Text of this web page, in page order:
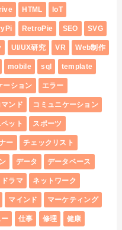
HTML IoT
RetroPie SEO SVG
UI/UX研究 VR Web制作
mobile sql template
ーション エラー
マンド コミュニケーション
ット スポーツ
ー チェックリスト
データ データベース
ドラマ ネットワーク
マインド マーケティング
ー 仕事 修理 健康